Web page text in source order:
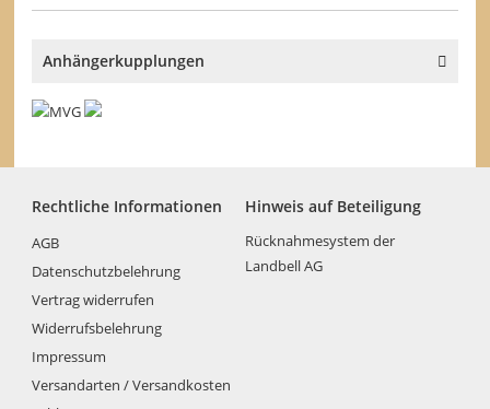
Anhängerkupplungen
Rechtliche Informationen
AGB
Datenschutzbelehrung
Vertrag widerrufen
Widerrufsbelehrung
Impressum
Versandarten / Versandkosten
Hinweis auf Beteiligung
Rücknahmesystem der
Landbell AG